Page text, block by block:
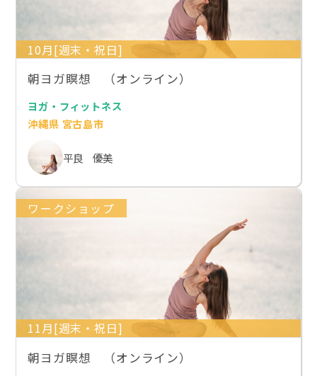
10月[週末・祝日]
朝ヨガ瞑想 （オンライン）
ヨガ・フィットネス
沖縄県 宮古島市
平良 優美
ワークショップ
11月[週末・祝日]
朝ヨガ瞑想 （オンライン）